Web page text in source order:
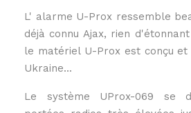
L' alarme U-Prox ressemble
déjà connu Ajax, rien
le matériel U-Prox est conçu et
Ukraine...
Le système UProx-069 se